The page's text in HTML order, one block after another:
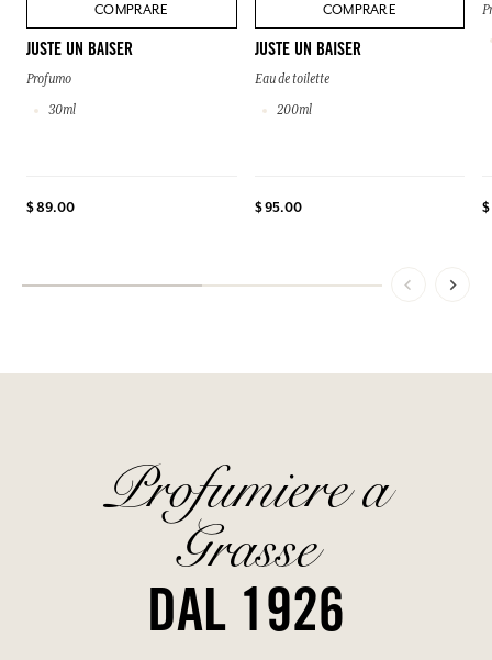
COMPRARE
JUSTE UN BAISER
Profumo
30ml
$ 89.00
COMPRARE
JUSTE UN BAISER
Eau de toilette
200ml
$ 95.00 $
Profumiere a
Grasse
DAL 1926